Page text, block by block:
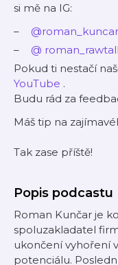
si mě na IG:
@roman_kuncar
@
Pokud ti nestačí
YouTube .
Budu rád za
Máš tip na
Tak zase příště!
Popis podcastu
Roman Kunčar je
spoluzakladatel
ukončení vyhoření
potenciálu.